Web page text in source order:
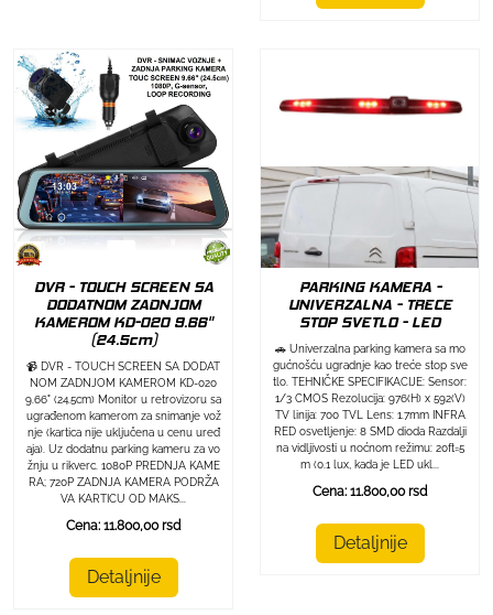
DVR - TOUCH SCREEN SA
DODATNOM ZADNJOM
KAMEROM KD-020 9.66"
(24.5cm)
📹 DVR - TOUCH SCREEN SA DODAT
NOM ZADNJOM KAMEROM KD-020
9.66" (24.5cm) Monitor u retrovizoru sa
ugrađenom kamerom za snimanje vož
nje (kartica nije uključena u cenu uređ
aja). Uz dodatnu parking kameru za vo
žnju u rikverc. 1080P PREDNJA KAME
RA; 720P ZADNJA KAMERA PODRŽA
VA KARTICU OD MAKS...
Cena: 11.800,00 rsd
Detaljnije
PARKING KAMERA -
UNIVERZALNA - TRECE
STOP SVETLO - LED
🚗 Univerzalna parking kamera sa mo
gućnošću ugradnje kao treće stop sve
tlo. TEHNIČKE SPECIFIKACIJE: Sensor:
1/3 CMOS Rezolucija: 976(H) x 592(V)
TV linija: 700 TVL Lens: 1.7mm INFRA
RED osvetljenje: 8 SMD dioda Razdalji
na vidljivosti u noćnom režimu: 20ft=5
m (0.1 lux, kada je LED ukl...
Cena: 11.800,00 rsd
Detaljnije